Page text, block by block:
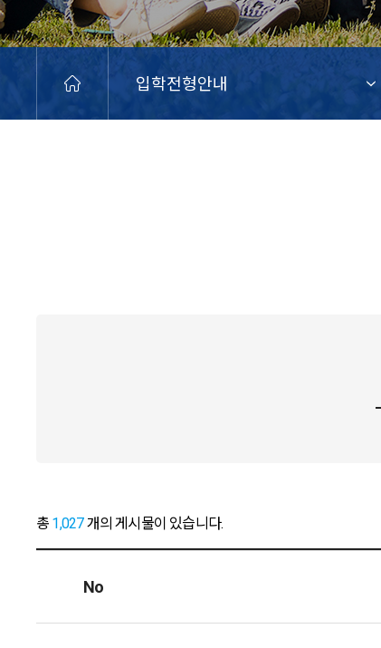
입학전형안내
총 1,027개의 게시물이 있습니다.
No